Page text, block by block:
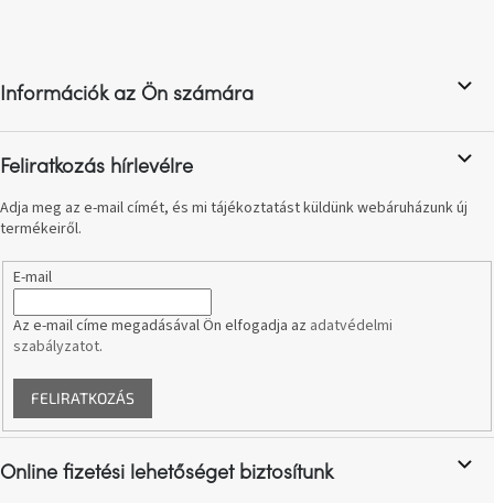
A
Hírek
Hoorns
e-
utalványok
Formwood
kollekció
Most
é
c
Információk az Ön számára
Feliratkozás hírlevélre
Adja meg az e-mail címét, és mi tájékoztatást küldünk webáruházunk új
termékeiről.
E-mail
Az e-mail címe megadásával Ön elfogadja az adatvédelmi
szabályzatot.
FELIRATKOZÁS
Online fizetési lehetőséget biztosítunk